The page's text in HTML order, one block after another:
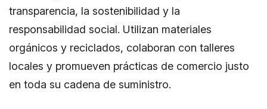
transparencia, la sostenibilidad y la
responsabilidad social. Utilizan materiales
orgánicos y reciclados, colaboran con talleres
locales y promueven prácticas de comercio justo
en toda su cadena de suministro.